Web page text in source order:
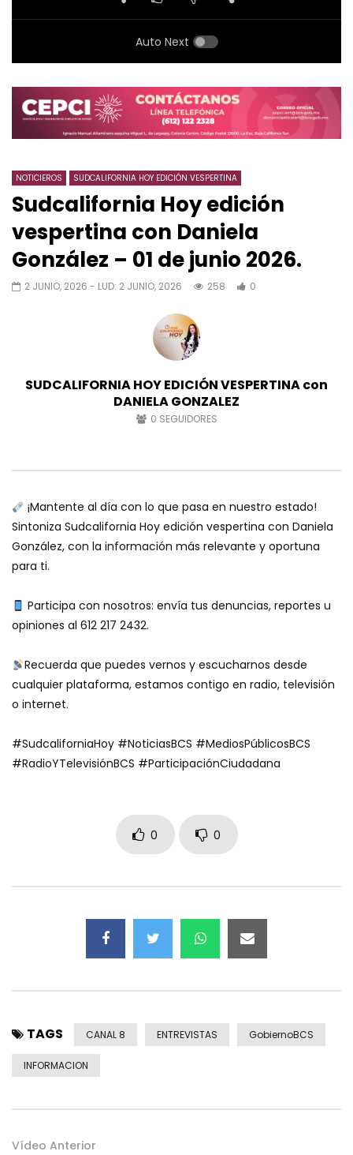
Auto Next
NOTICIEROS SUDCALIFORNIA HOY EDICIÓN VESPERTINA
Sudcalifornia Hoy edición
vespertina con Daniela
González – 01 de junio 2026.
2 JUNIO, 2026 - LUD: 2 JUNIO, 2026 258 0
SUDCALIFORNIA HOY EDICIÓN VESPERTINA con
DANIELA GONZALEZ
0 SEGUIDORES
¡Mantente al día con lo que pasa en nuestro estado!
Sintoniza Sudcalifornia Hoy edición vespertina con Daniela
González, con la información más relevante y oportuna
para ti.
Participa con nosotros: envía tus denuncias, reportes u
opiniones al 612 217 2432.
Recuerda que puedes vernos y escucharnos desde
cualquier plataforma, estamos contigo en radio, televisión
o internet.
#SudcaliforniaHoy #NoticiasBCS #MediosPúblicosBCS
#RadioYTelevisiónBCS #ParticipaciónCiudadana
0 0
TAGS CANAL 8 ENTREVISTAS GobiernoBCS
INFORMACION
Vídeo Anterior